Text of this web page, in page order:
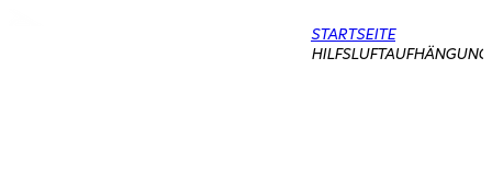
STARTSEITE
HILFSLUFTAUFHÄNGUNG